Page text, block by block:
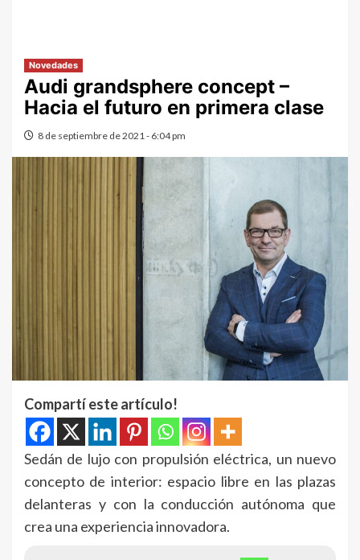
Novedades
Audi grandsphere concept –
Hacia el futuro en primera clase
8 de septiembre de 2021 - 6:04 pm
Compartí este artículo!
Sedán de lujo con propulsión eléctrica, un nuevo
concepto de interior: espacio libre en las plazas
delanteras y con la conducción autónoma que
crea una experiencia innovadora.